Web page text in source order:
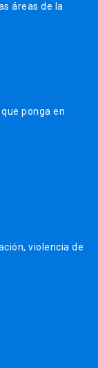
áreas de la
ponga en
violencia de